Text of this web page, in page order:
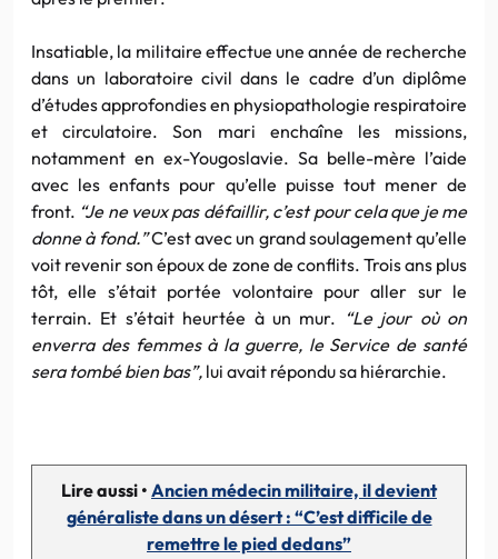
Insatiable, la militaire effectue une année de recherche
dans un laboratoire civil dans le cadre d’un diplôme
d’études approfondies en physiopathologie respiratoire
et circulatoire. Son mari enchaîne les missions,
notamment en ex-Yougoslavie. Sa belle-mère l’aide
avec les enfants pour qu’elle puisse tout mener de
front. “Je ne veux pas défaillir, c’est pour cela que je me
donne à fond.”C’est avec un grand soulagement qu’elle
voit revenir son époux de zone de conflits. Trois ans plus
tôt, elle s’était portée volontaire pour aller sur le
terrain. Et s’était heurtée à un mur. “Le jour où on
enverra des femmes à la guerre, le Service de santé
sera tombé bien bas”, lui avait répondu sa hiérarchie.
Lire aussi • Ancien médecin militaire, il devient
généraliste dans un désert : “C’est difficile de
remettre le pied dedans”